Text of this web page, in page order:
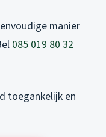
manier
085 019 80 32
toegankelijk en